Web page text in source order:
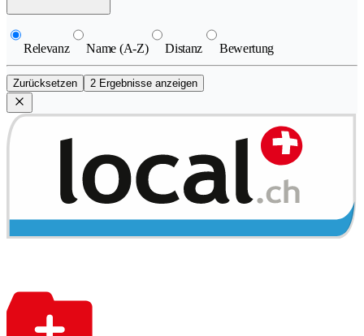
Relevanz Name (A-Z) Distanz Bewertung
Zurücksetzen 2 Ergebnisse anzeigen